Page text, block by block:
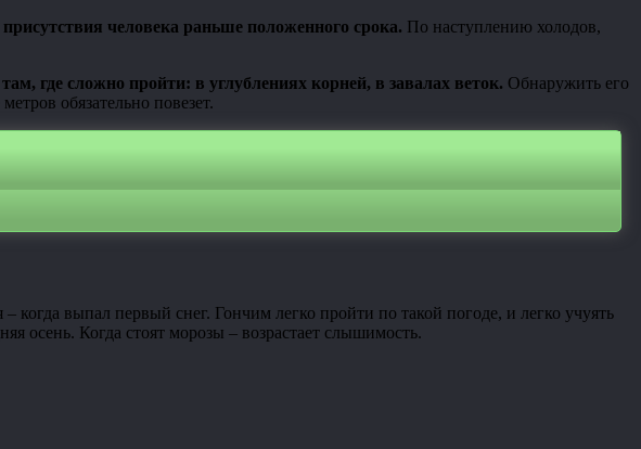
человека раньше положенного срока. По наступлению холодов,
где сложно пройти: в углублениях корней, в завалах веток. Обнаружить его
обязательно повезет.
когда выпал первый снег. Гончим легко пройти по такой погоде, и легко учуять
осень. Когда стоят морозы – возрастает слышимость.